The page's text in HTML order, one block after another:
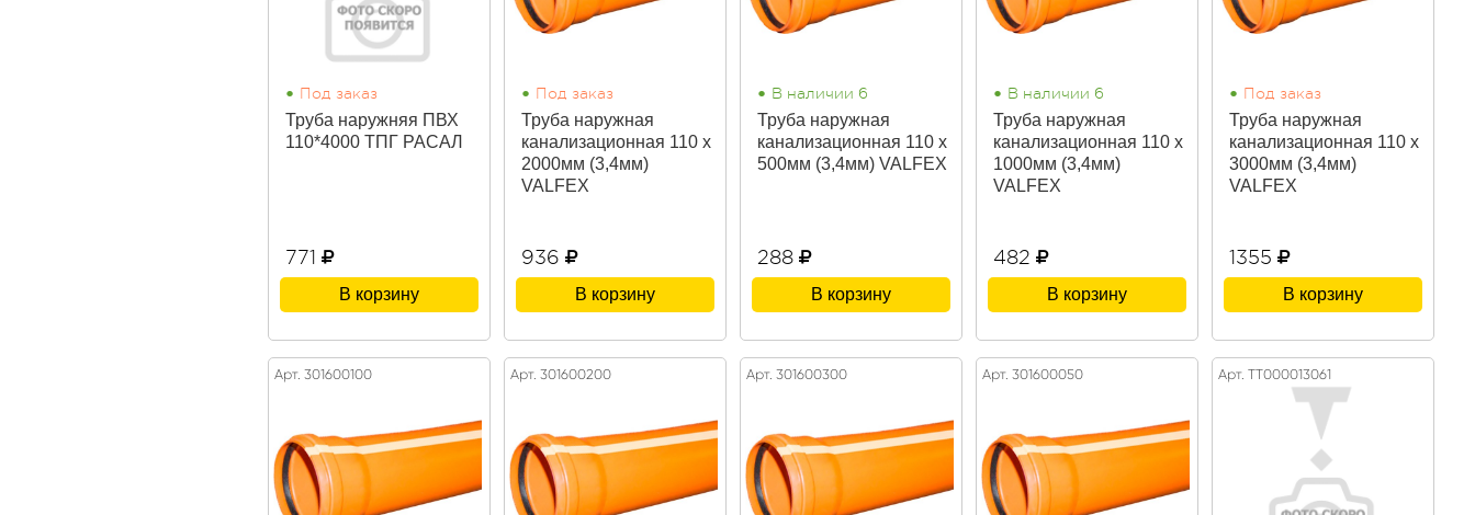
• Под заказ
Труба наружняя ПВХ
110*4000 ТПГ РАСАЛ
771
В корзину
• Под заказ
Труба наружная
канализационная 110 х
2000мм (3,4мм)
VALFEX
936
В корзину
• В наличии 6
Труба наружная
канализационная 110 х
500мм (3,4мм) VALFEX
288
В корзину
• В наличии 6
Труба наружная
канализационная 110 х
1000мм (3,4мм)
VALFEX
482
В корзину
• Под заказ
Труба наружная
канализационная 110 х
3000мм (3,4мм)
VALFEX
1355
В корзину
Арт. 301600100 Арт. 301600200 Арт. 301600300 Арт. 301600050 Арт. ТТ000013061